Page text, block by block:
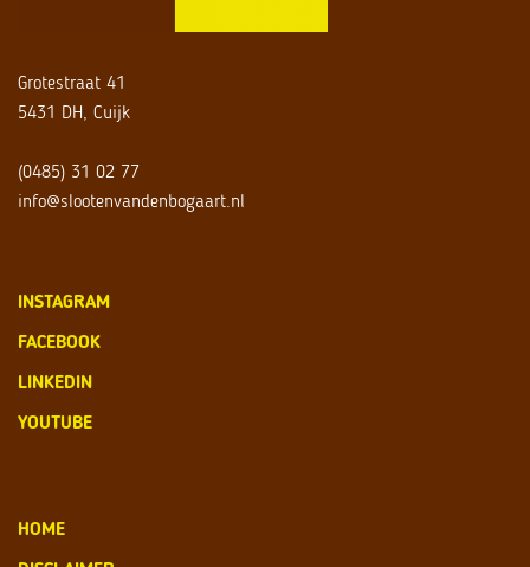
Grotestraat 41
5431 DH, Cuijk
(0485) 31 02 77
info@slootenvandenbogaart.nl
INSTAGRAM
FACEBOOK
LINKEDIN
YOUTUBE
HOME